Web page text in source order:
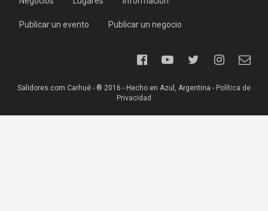
Publicar un evento Publicar un negocio
Salidores.com Carhué - ® 2016 - Hecho en Azul, Argentina - Política de
Privacidad